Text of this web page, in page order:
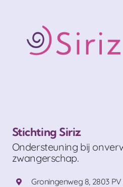
Stichting Siriz
Ondersteuning bij
zwangerschap.
Groningenweg 8, 2803